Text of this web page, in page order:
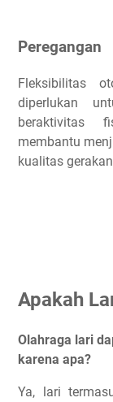
Peregangan
Fleksibilitas
diperlukan
beraktivitas
membantu
kualitas
Apakah
Olahraga lari
karena apa?
Ya, lari